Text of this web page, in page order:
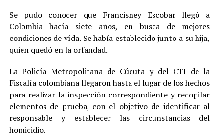
Se pudo conocer que Francisney Escobar llegó a
Colombia hacía siete años, en busca de mejores
condiciones de vída. Se había establecido junto a su hija,
quien quedó en la orfandad.
La Policía Metropolitana de Cúcuta y del CTI de la
Fiscalía colombiana llegaron hasta el lugar de los hechos
para realizar la inspección correspondiente y recopilar
elementos de prueba, con el objetivo de identificar al
responsable y establecer las circunstancias del
homicidio.